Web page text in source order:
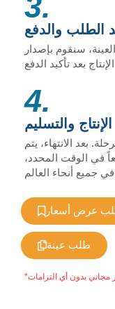
الطلب والدفع
سنقوم بإصدار
4.
الإنتاج والتسليم
بعد الانتهاء، يتم
في الوقت المحدد،
عرض أسعار
طلب عينة
بدون أي التزامات